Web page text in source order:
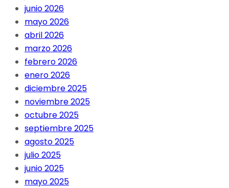
junio 2026
mayo 2026
abril 2026
marzo 2026
febrero 2026
enero 2026
diciembre 2025
noviembre 2025
octubre 2025
septiembre 2025
agosto 2025
julio 2025
junio 2025
mayo 2025